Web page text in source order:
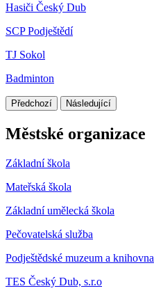
Hasiči Český Dub
SCP Podještědí
TJ Sokol
Badminton
Předchozí Následující
Městské organizace
Základní škola
Mateřská škola
Základní umělecká škola
Pečovatelská služba
Podještědské muzeum a knihovna
TES Český Dub, s.r.o